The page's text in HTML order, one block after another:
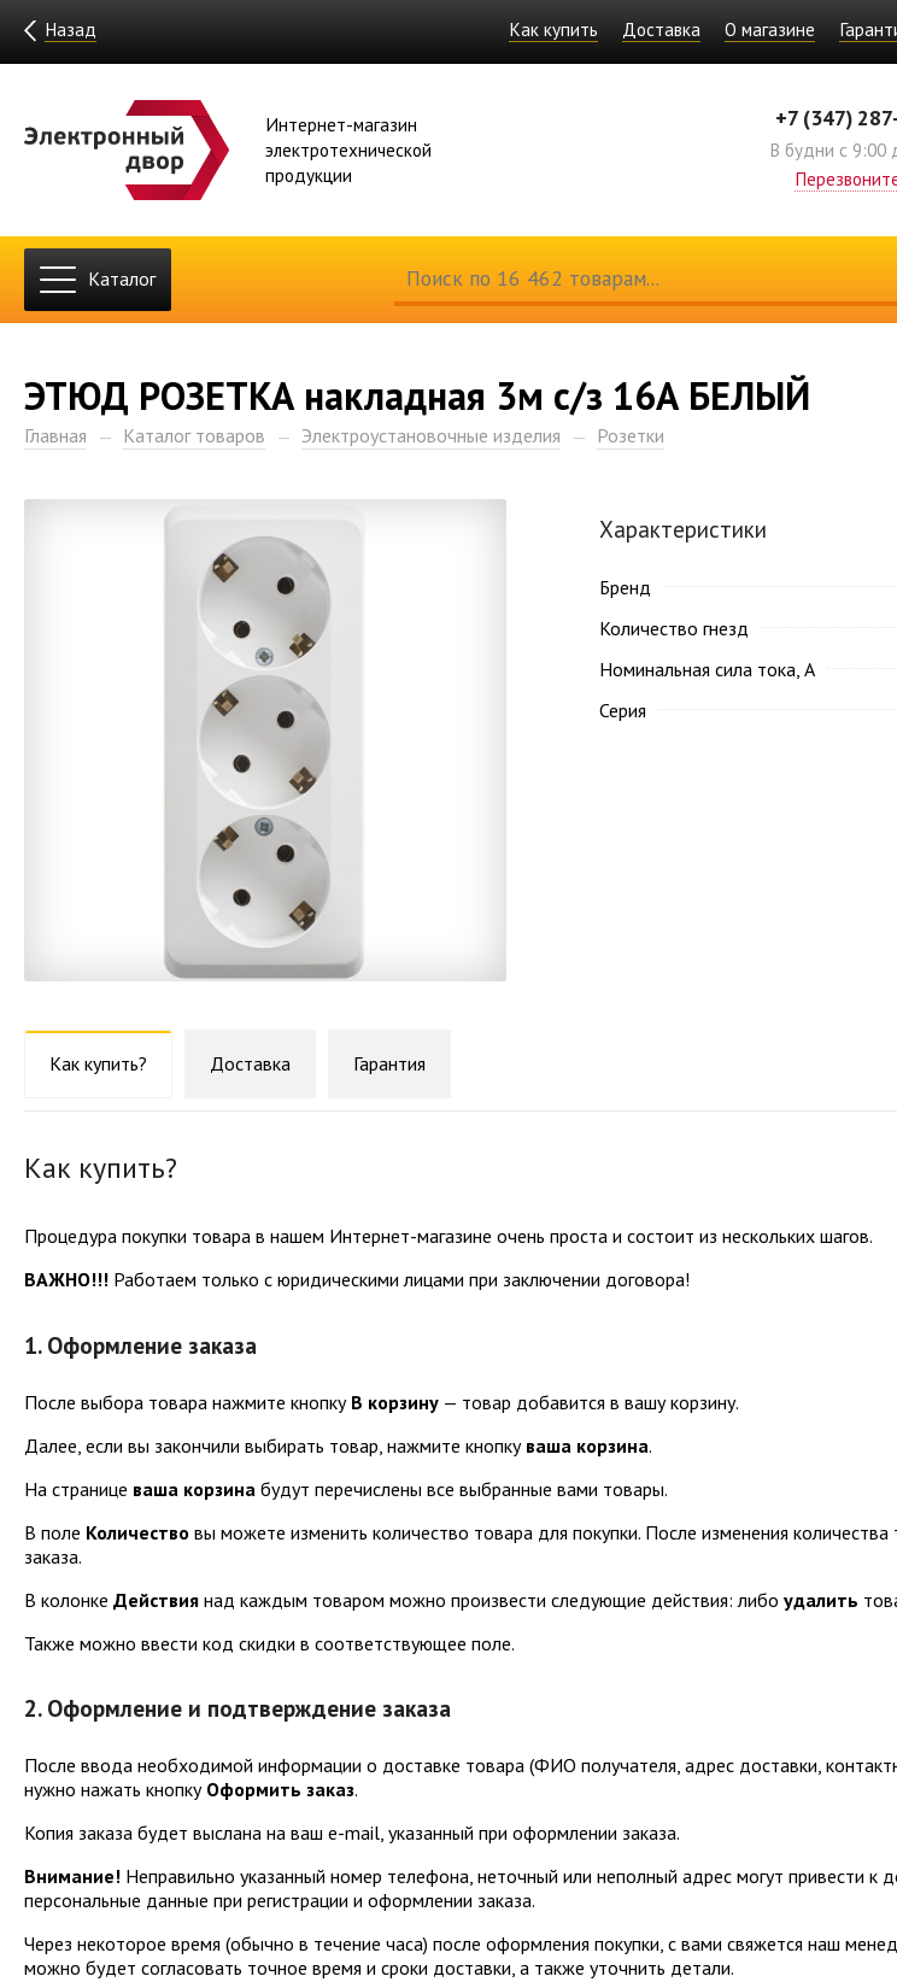
Назад Как купить Доставка О магазине
Интернет-магазин
электротехнической
продукции
+7 (347)
В будни с 9:00
Каталог
ЭТЮД РОЗЕТКА накладная 3м с/з 16А БЕЛЫЙ
Главная Каталог товаров Электроустановочные изделия Розетки
Характеристики
Бренд
Количество гнезд
Номинальная сила тока, А
Серия
Как купить? Доставка Гарантия
Как купить?
Процедура покупки товара в нашем Интернет-магазине очень проста и состоит из нескольких шагов.
ВАЖНО!!! Работаем только с юридическими лицами при заключении договора!
1. Оформление заказа
После выбора товара нажмите кнопку В корзину — товар добавится в вашу корзину.
Далее, если вы закончили выбирать товар, нажмите кнопку ваша корзина.
На странице ваша корзина будут перечислены все выбранные вами товары.
В поле Количество вы можете изменить количество товара для покупки. После изменения
заказа.
В колонке Действия над каждым товаром можно произвести следующие действия: либо удалить
Также можно ввести код скидки в соответствующее поле.
2. Оформление и подтверждение заказа
После ввода необходимой информации о доставке товара (ФИО получателя, адрес доставки,
нужно нажать кнопку Оформить заказ.
Копия заказа будет выслана на ваш e-mail, указанный при оформлении заказа.
Внимание! Неправильно указанный номер телефона, неточный или неполный адрес могут привести
персональные данные при регистрации и оформлении заказа.
Через некоторое время (обычно в течение часа) после оформления покупки, с вами свяжется наш
можно будет согласовать точное время и сроки доставки, а также уточнить детали.